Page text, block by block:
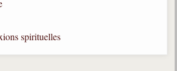
spirites
spirituelles